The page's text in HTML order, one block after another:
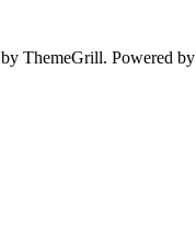
by ThemeGrill. Powered by